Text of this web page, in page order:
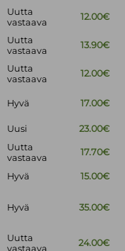
Uutta
vastaava
12.00€
Uutta
vastaava
13.90€
Uutta
vastaava
12.00€
Hyvä 17.00€
Uusi 23.00€
Uutta
vastaava
17.70€
Hyvä
15.00€
Hyvä 35.00€
Uutta
vastaava
24.00€